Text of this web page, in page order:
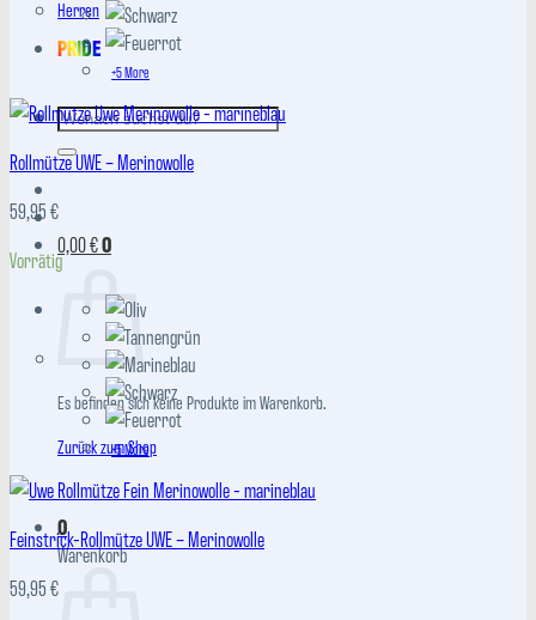
Herren
PRIDE
Suchen
0,00€0
Es befinden sich keine Produkte im Warenkorb.
Zurück zum Shop
0
Warenkorb
+5 More
Rollmütze UWE – Merinowolle
59,95€
Vorrätig
+5 More
Feinstrick-Rollmütze UWE – Merinowolle
59,95€